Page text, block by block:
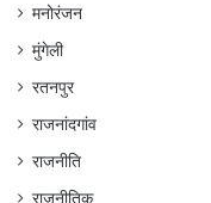
मनोरंजन
मुंगेली
रतनपुर
राजनांदगांव
राजनीति
राजनीतिक